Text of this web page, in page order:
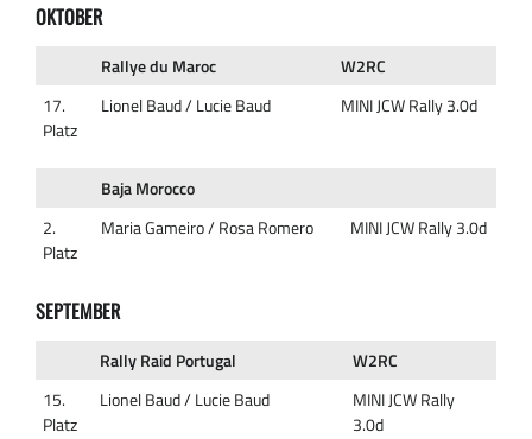
OKTOBER
Rallye du Maroc
W2RC
17.
Platz
Lionel Baud / Lucie Baud MINI JCW Rally 3.0d
Baja Morocco
2.
Platz
Maria Gameiro / Rosa Romero MINI JCW Rally 3.0d
SEPTEMBER
Rally Raid Portugal
W2RC
15.
Platz
Lionel Baud / Lucie Baud
MINI JCW Rally
3.0d